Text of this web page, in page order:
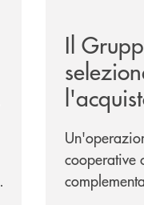
Il
cooperative